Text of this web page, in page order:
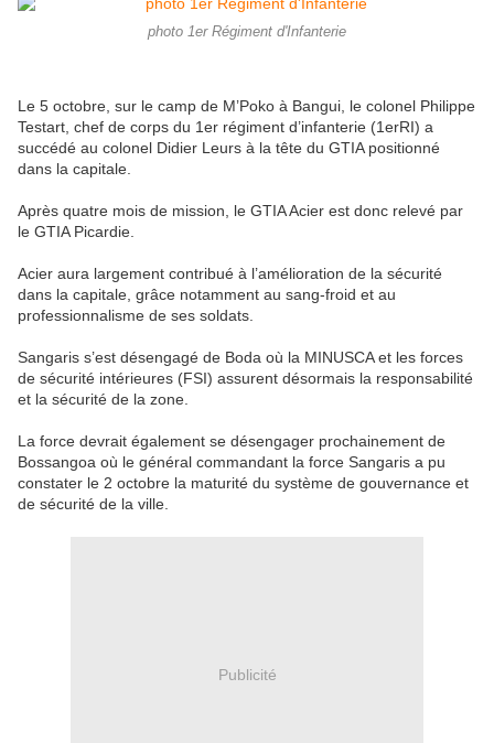
photo 1er Régiment d'Infanterie
Le 5 octobre, sur le camp de M’Poko à Bangui, le colonel Philippe
Testart, chef de corps du 1er régiment d’infanterie (1erRI) a
succédé au colonel Didier Leurs à la tête du GTIA positionné
dans la capitale.
Après quatre mois de mission, le GTIA Acier est donc relevé par
le GTIA Picardie.
Acier aura largement contribué à l’amélioration de la sécurité
dans la capitale, grâce notamment au sang-froid et au
professionnalisme de ses soldats.
Sangaris s’est désengagé de Boda où la MINUSCA et les forces
de sécurité intérieures (FSI) assurent désormais la responsabilité
et la sécurité de la zone.
La force devrait également se désengager prochainement de
Bossangoa où le général commandant la force Sangaris a pu
constater le 2 octobre la maturité du système de gouvernance et
de sécurité de la ville.
Publicité